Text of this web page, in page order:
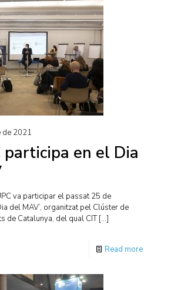
de 2021
participa en el Dia
va participar el passat 25 de
del MAV’, organitzat pel Clúster de
de Catalunya, del qual CIT[…]
Read more